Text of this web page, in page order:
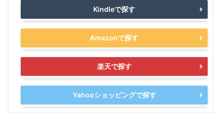
Kindleで探す
Amazonで探す
楽天で探す
Yahooショッピングで探す